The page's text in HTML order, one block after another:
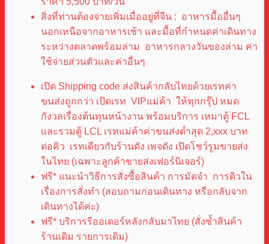
สิ่งที่ท่านต้องจ่ายเพิ่มเมื่ออยู่ที่จีน : อาหารมื้ออื่นๆ
นอกเหนือจากอาหารเช้า และมื้อที่กำหนดค่าเดินทาง
ระหว่างตลาดพร้อมล่าม อาหารกลางวันของล่าม ค่า
ใช้จ่ายส่วนตัวและค่าอื่นๆ
เปิด Shipping code ส่งสินค้ากลับไทยด้วยเรทค่า
ขนส่งถูกกว่า เปิดเรท VIPแม่ค้า ให้ทุกกรุ๊ป หมด
กังวลเรื่องต้นทุนหน้างาน พร้อมบริการ เหมาตู้ FCL
และรวมตู้ LCL เรทแม่ค้าค่าขนส่งต่ำสุด 2,xxx บาท
ต่อคิว เรทเดียวกับร้านดัง เพจดัง เปิดโชว์รูมขายส่ง
ในไทย (เฉพาะลูกค้าขายส่งเฟอร์นิเจอร์)
ฟรี* แนะนำวิธีการสั่งซื้อสินค้า การมัดจำ การดิวใน
เรื่องการสั่งทำ (สอบถามก่อนเดินทาง หรือกลับจาก
เดินทางได้ค่ะ)
ฟรี* บริการรีออเดอร์หลังกลับมาไทย (สั่งซ้ำสินค้า
ร้านเดิม รายการเดิม)